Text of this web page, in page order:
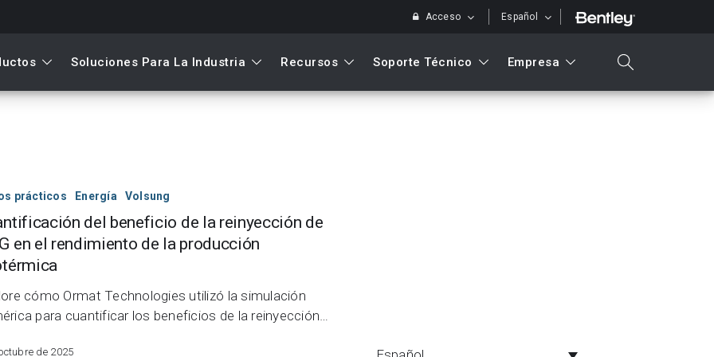
Acceso Español
Soluciones Para La Industria Recursos Soporte Técnico Empresa
search
prácticos Energía Volsung
del beneficio de la reinyección de
en el rendimiento de la producción
cómo Ormat Technologies utilizó la simulación
para cuantificar los beneficios de la reinyección…
de 2025